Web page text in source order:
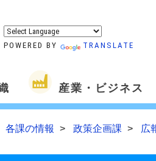
POWERED BY TRANSLATE
産業・ビジネス
各課の情報 政策企画課 広